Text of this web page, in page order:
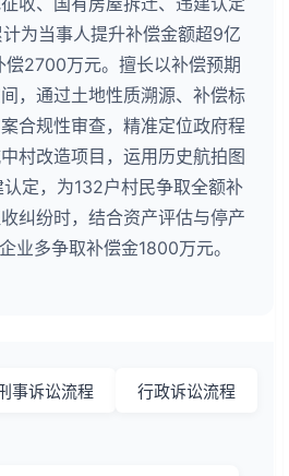
为当事人提升补偿金额超9亿
偿2700万元。擅长以补偿预期
，通过土地性质溯源、补偿标
合规性审查，精准定位政府程
村改造项目，运用历史航拍图
定，为132户村民争取全额补
纠纷时，结合资产评估与停产
业多争取补偿金1800万元。
事诉讼流程 行政诉讼流程